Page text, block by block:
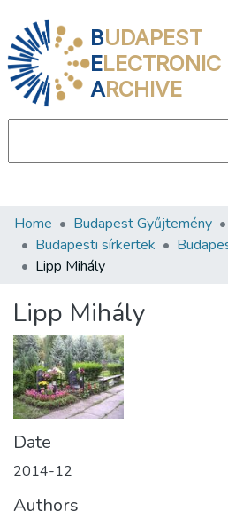
BUDAPEST
ELECTRONIC
ARCHIVE
Communities & Collections
All of DSpace
About us
Home Budapest Gyűjtemény
Budapesti sírkertek
Lipp Mihály
Lipp Mihály
Date
2014-12
Authors